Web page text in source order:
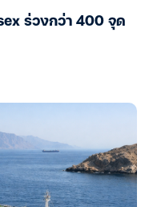
ร่วงกว่า 400 จุด